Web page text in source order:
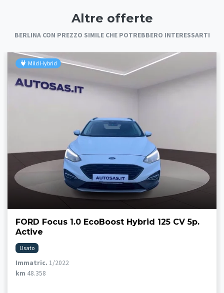
Altre offerte
BERLINA CON PREZZO SIMILE CHE POTREBBERO INTERESSARTI
Mild Hybrid
FORD Focus 1.0 EcoBoost Hybrid 125 CV 5p.
Active
Usato
Immatric. 1/2022
km 48.358